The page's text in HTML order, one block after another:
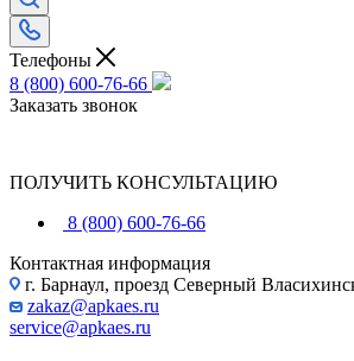
Телефоны
8 (800) 600-76-66
Заказать звонок
ПОЛУЧИТЬ КОНСУЛЬТАЦИЮ
8 (800) 600-76-66
Контактная информация
г. Барнаул, проезд Северный
zakaz@apkaes.ru
service@apkaes.ru